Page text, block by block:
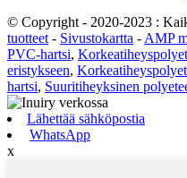
© Copyright - 2020-2023 :
tuotteet - Sivustokartta - AMP
PVC-hartsi,
eristykseen,
hartsi, Suuritiheyksinen
Lähettää sähköpostia
WhatsApp
x